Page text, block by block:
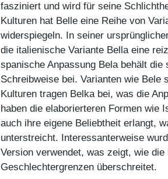
fasziniert und wird für seine
Kulturen hat Belle eine Reihe von
widerspiegeln. In seiner
die italienische Variante Bella eine
spanische Anpassung Bela behält
Schreibweise bei. Varianten wie Bele
Kulturen tragen Belka bei, was die
haben die elaborierteren Formen wie
auch ihre eigene Beliebtheit erlangt,
unterstreicht. Interessanterweise
Version verwendet, was zeigt, wie
Geschlechtergrenzen überschreitet.